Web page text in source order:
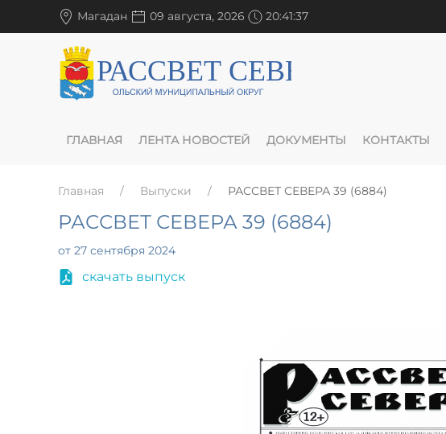
Магадан 09 августа, 2026 20:41:38
ГЛАВНАЯ ЛЕНТА НОВОСТЕЙ ДОКУМЕНТЫ КОНТАКТЫ
Главная Выпуски РАССВЕТ СЕВЕРА 39 (6884)
РАССВЕТ СЕВЕРА 39 (6884)
от 27 сентября 2024
скачать выпуск